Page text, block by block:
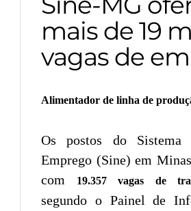
mais de 19
vagas de
Alimentador de linha de
Os postos do Sistema
Emprego (Sine) em
com
19.357 vagas de
segundo o Painel de